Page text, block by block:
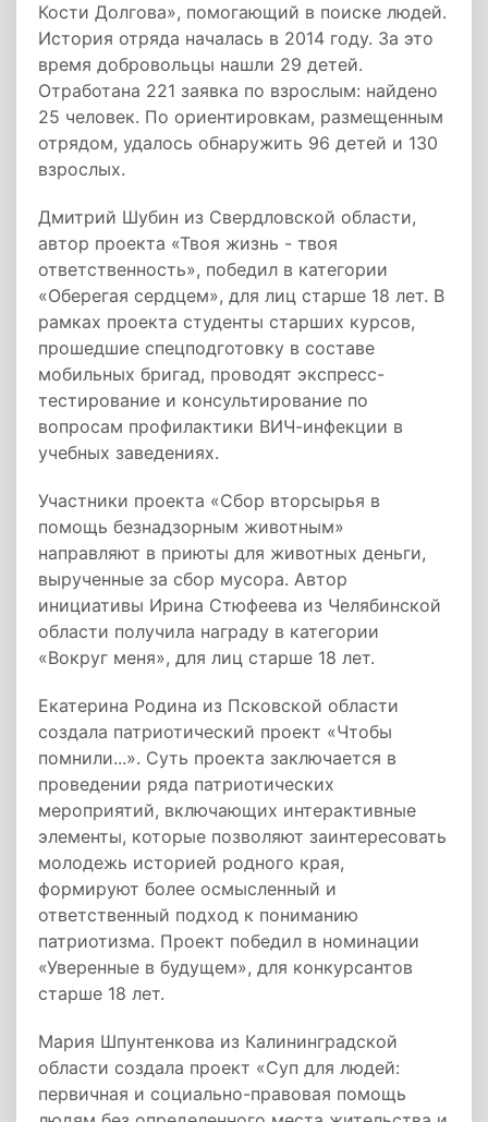
Кости Долгова», помогающий в поиске людей.
История отряда началась в 2014 году. За это
время добровольцы нашли 29 детей.
Отработана 221 заявка по взрослым: найдено
25 человек. По ориентировкам, размещенным
отрядом, удалось обнаружить 96 детей и 130
взрослых.
Дмитрий Шубин из Свердловской области,
автор проекта «Твоя жизнь - твоя
ответственность», победил в категории
«Оберегая сердцем», для лиц старше 18 лет. В
рамках проекта студенты старших курсов,
прошедшие спецподготовку в составе
мобильных бригад, проводят экспресс-
тестирование и консультирование по
вопросам профилактики ВИЧ-инфекции в
учебных заведениях.
Участники проекта «Сбор вторсырья в
помощь безнадзорным животным»
направляют в приюты для животных деньги,
вырученные за сбор мусора. Автор
инициативы Ирина Стюфеева из Челябинской
области получила награду в категории
«Вокруг меня», для лиц старше 18 лет.
Екатерина Родина из Псковской области
создала патриотический проект «Чтобы
помнили...». Суть проекта заключается в
проведении ряда патриотических
мероприятий, включающих интерактивные
элементы, которые позволяют заинтересовать
молодежь историей родного края,
формируют более осмысленный и
ответственный подход к пониманию
патриотизма. Проект победил в номинации
«Уверенные в будущем», для конкурсантов
старше 18 лет.
Мария Шпунтенкова из Калининградской
области создала проект «Суп для людей:
первичная и социально-правовая помощь